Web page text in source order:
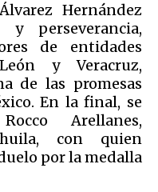
Hernández
perseverancia,
de entidades
y Veracruz,
de las promesas
En la final, se
Arellanes,
con quien
por la medalla